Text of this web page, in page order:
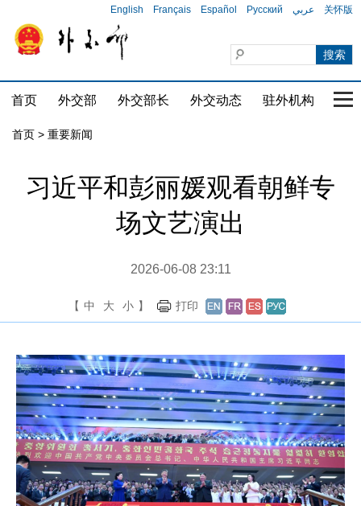
English Français Español Русский عربي 关怀版
首页 外交部 外交部长 外交动态 驻外机构 国
首页 > 重要新闻
习近平和彭丽媛观看朝鲜专
场文艺演出
2026-06-08 23:11
【 中 大 小 】 打印